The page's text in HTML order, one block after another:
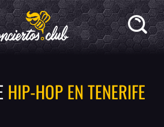
HIP-HOP EN TENERIFE